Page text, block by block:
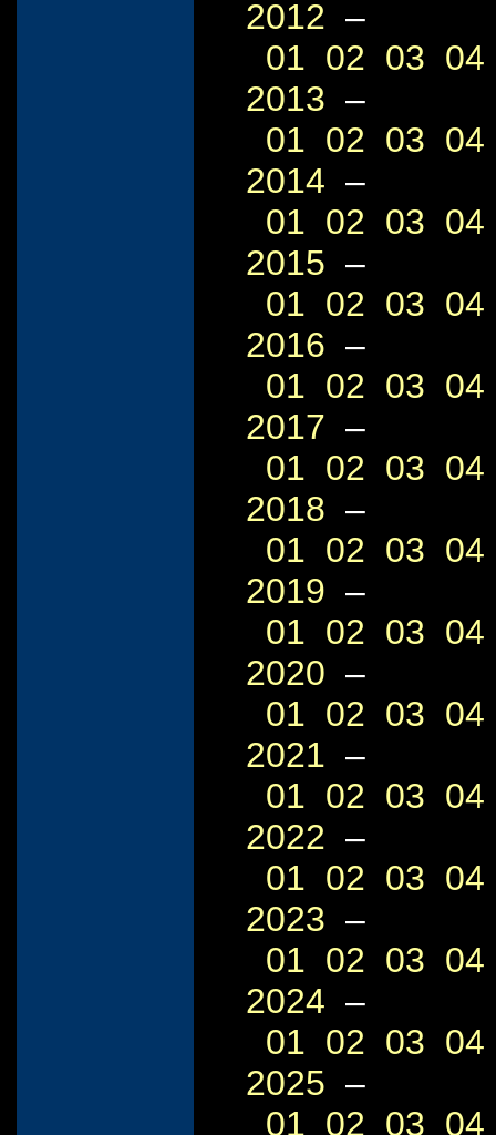
2012 –
01 02 03 04
2013 –
01 02 03 04
2014 –
01 02 03 04
2015 –
01 02 03 04
2016 –
01 02 03 04
2017 –
01 02 03 04
2018 –
01 02 03 04
2019 –
01 02 03 04
2020 –
01 02 03 04
2021 –
01 02 03 04
2022 –
01 02 03 04
2023 –
01 02 03 04
2024 –
01 02 03 04
2025 –
01 02 03 04